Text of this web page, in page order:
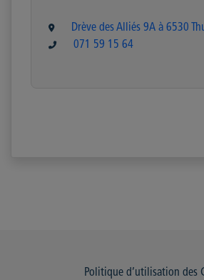
Drève des Alliés 9A à 6530
071 59 15 64
Politique d’utilisation des